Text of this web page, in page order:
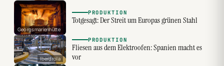
Georgsmarienhütte
PRODUKTION
Totgesagt: Der Streit um Europas grünen Stahl
Iberdrola
PRODUKTION
Fliesen aus dem Elektroofen: Spanien macht es
vor